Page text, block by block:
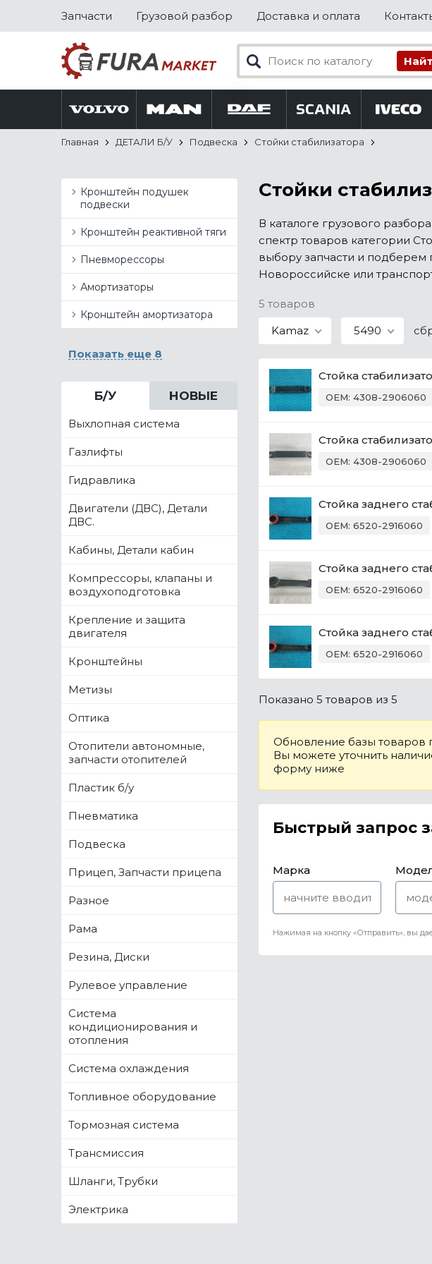
Запчасти Грузовой разбор Доставка и оплата
Главная ДЕТАЛИ Б/У Подвеска Стойки стабилизатора
Кронштейн подушек
подвески
Кронштейн реактивной тяги
Пневморессоры
Амортизаторы
Кронштейн амортизатора
Показать еще 8
Б/У НОВЫЕ
Выхлопная система
Газлифты
Гидравлика
Двигатели (ДВС), Детали
ДВС.
Кабины, Детали кабин
Компрессоры, клапаны и
воздухоподготовка
Крепление и защита
двигателя
Кронштейны
Метизы
Оптика
Отопители автономные,
запчасти отопителей
Пластик б/у
Пневматика
Подвеска
Прицеп, Запчасти прицепа
Разное
Рама
Резина, Диски
Рулевое управление
Система
кондиционирования и
отопления
Система охлаждения
Топливное оборудование
Тормозная система
Трансмиссия
Шланги, Трубки
Электрика
Стойки
В каталоге грузового
спектр товаров категории
выбору запчасти и
Новороссийске или
5 товаров
Kamaz
5490
Стойка
OEM: 4308-2906060
Стойка
OEM: 4308-2906060
Стойка заднего
OEM: 6520-2916060
Стойка заднего
OEM: 6520-2916060
Стойка заднего
OEM: 6520-2916060
Показано 5 товаров из 5
Обновление базы товаров
Вы можете уточнить
форму ниже
Быстрый запрос
Марка
Нажимая на кнопку «Отправить», вы